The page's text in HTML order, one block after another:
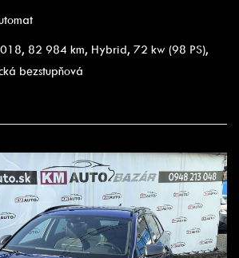
82 984 km, Hybrid, 72 kw (98 PS),
bezstupňová